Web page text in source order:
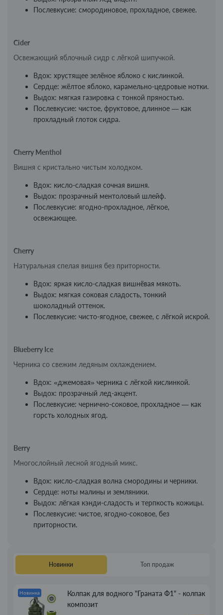
Послевкусие: смородиновое, прохладное, свежее.
Cider
Освежающий яблочный сидр с лёгкой шипучкой.
Вдох: хрустящее зелёное яблоко с кислинкой.
Сердце: жёлтое яблоко, карамельно-цедровые нотки.
Выдох: мягкая газировка с тонкой пряностью.
Послевкусие: чистое, фруктовое, длинное — как
прохладный глоток сидра.
Cherry Menthol
Вишня с кристально чистым холодком.
Вдох: кисло-сладкая сочная вишня.
Выдох: прозрачный ментоловый шлейф.
Послевкусие: ягодно-прохладное, лёгкое,
освежающее.
Cherry
Натуральная спелая вишня без приторности.
Вдох: яркая кисло-сладкая вишнёвая мякоть.
Выдох: мягкая соковая сладость, тонкий
шоколадный оттенок.
Послевкусие: чисто-ягодное, свежее, с лёгкой искрой.
Blueberry Ice
Черника со свежим ледяным охлаждением.
Вдох: «джемовая» черника с лёгкой кислинкой.
Выдох: прозрачный лед-акцент.
Послевкусие: чернично-соковое, прохладное — как
горсть холодных ягод.
Berry
Многослойный лесной ягодный микс.
Вдох: кисло-сладкая волна смородины и черники.
Сердце: ноты малины и земляники.
Выдох: лёгкая кэнди-сладость и терпкость кожицы.
Послевкусие: чистое, ягодно-соковое, без
приторности.
Новинки Топ продаж
Новинка
Колпак для водного "Граната Ф1" - колпак
композит